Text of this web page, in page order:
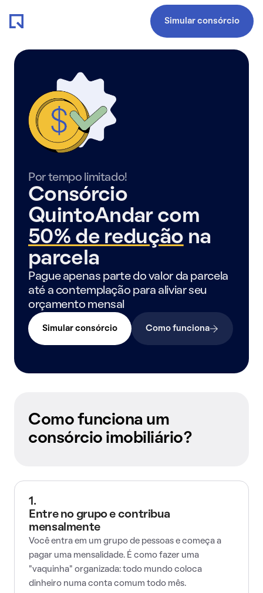
Simular consórcio
Por tempo limitado!
Consórcio
QuintoAndar com
50% de redução na
parcela
Pague apenas parte do valor da parcela
até a contemplação para aliviar seu
orçamento mensal
Simular consórcio Como funciona
Como funciona um
consórcio imobiliário?
1.
Entre no grupo e contribua
mensalmente
Você entra em um grupo de pessoas e começa a
pagar uma mensalidade. É como fazer uma
"vaquinha" organizada: todo mundo coloca
dinheiro numa conta comum todo mês.